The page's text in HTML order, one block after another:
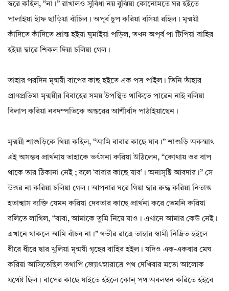
স্বরে কহিল, “না।” রাখালও সুবিধা নয় বুঝিয়া কোনোমতে ঘর হইতে
পালাইয়া হাঁফ ছাড়িয়া বাঁচিল। অপূর্ব চুপ করিয়া বসিয়া রহিল। মৃন্ময়ী
কাঁদিতে কাঁদিতে শ্রান্ত হইয়া ঘুমাইয়া পড়িল, তখন অপূর্ব পা টিপিয়া বাহির
হইয়া দ্বারে শিকল দিয়া চলিয়া গেল।
তাহার পরদিন মৃন্ময়ী বাপের কাছ হইতে এক পত্র পাইল। তিনি তাঁহার
প্রাণপ্রতিমা মৃন্ময়ীর বিবাহের সময় উপস্থিত থাকিতে পারেন নাই বলিয়া
বিলাপ করিয়া নবদম্পতিকে অন্তরের আশীর্বাদ পাঠাইয়াছেন।
মৃন্ময়ী শাশুড়িকে গিয়া কহিল, “আমি বাবার কাছে যাব।” শাশুড়ি অকস্মাৎ
এই অসম্ভব প্রার্থনায় তাহাকে ভর্ৎসনা করিয়া উঠিলেন, “কোথায় ওর বাপ
থাকে তার ঠিকানা নেই ; বলে ‘বাবার কাছে যাব’। অনাসৃষ্টি আবদার।” সে
উত্তর না করিয়া চলিয়া গেল। আপনার ঘরে গিয়া দ্বার রুদ্ধ করিয়া নিতান্ত
হতাশ্বাস ব্যক্তি যেমন করিয়া দেবতার কাছে প্রার্থনা করে তেমনি করিয়া
বলিতে লাগিল, “বাবা, আমাকে তুমি নিয়ে যাও। এখানে আমার কেউ নেই।
এখানে থাকলে আমি বাঁচব না।” গভীর রাত্রে তাহার স্বামী নিদ্রিত হইলে
ধীরে ধীরে দ্বার খুলিয়া মৃন্ময়ী গৃহের বাহির হইল। যদিও এক-একবার মেঘ
করিয়া আসিতেছিল তথাপি জ্যোৎস্নারাত্রে পথ দেখিবার মতো আলোক
যথেষ্ট ছিল। বাপের কাছে যাইতে হইলে কোন্ পথ অবলম্বন করিতে হইবে